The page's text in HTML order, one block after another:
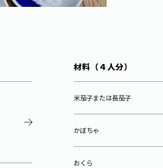
材料（４人分）
米茄子または長茄子
かぼちゃ
おくら